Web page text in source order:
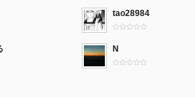
tao28984
N